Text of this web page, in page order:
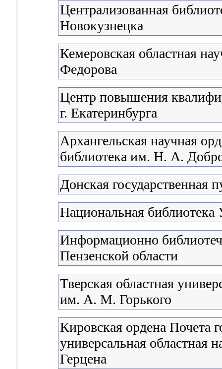
Централизованная
Новокузнецка
Кемеровская областная
Федорова
Центр повышения
г. Екатеринбурга
Архангельская научная
библиотека им. Н. А.
Донская государственная
Национальная
Информационно
Пензенской области
Тверская областная
им. А. М. Горького
Кировская ордена Почета
универсальная областная
Герцена